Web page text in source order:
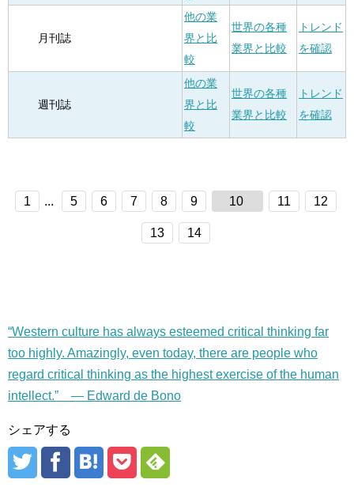
月刊誌
他の業
界と比
較
世界の各種
業界と比較
トレンド
を確認
週刊誌
他の業
界と比
較
世界の各種
業界と比較
トレンド
を確認
1 ... 5 6 7 8 9 10 11 12
13 14
“Western culture has always esteemed critical thinking far
too highly. Amazingly, even today, there are people who
regard critical thinking as the highest exercise of the human
intellect.” — Edward de Bono
シェアする